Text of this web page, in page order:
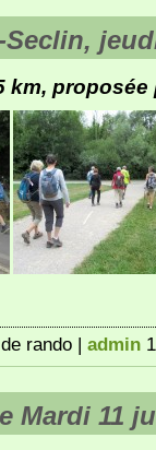
km,
rando | admin
Mardi 11